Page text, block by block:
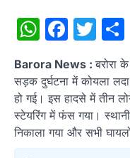
Barora News :बरोरा
सड़क दुर्घटना में कोयला
हो गई। इस हादसे में तीन
स्टेयरिंग में फंस गया।
निकाला गया और सभी